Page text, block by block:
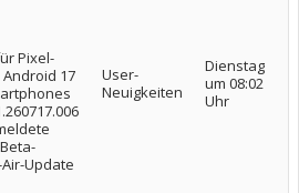
Pixel-
17
Update
User-
Neuigkeiten
Dienstag
um 08:02
Uhr